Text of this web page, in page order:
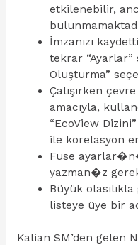
etkilenebilir,
İmzanızı
tekrar “Ayarlar”
Oluşturma”
Çalışırken
amacıyla,
“EcoView
ile korelasyon
Fuse
yazman�z
Büyük
listeye üye bir
Kalian SM’den gelen